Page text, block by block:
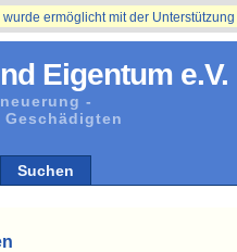
Eigentum e.V.
-
Suchen
ermöglicht mit der Unterstützung der